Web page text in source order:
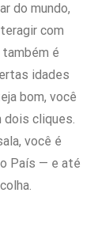
do mundo,
com
é
idades
bom, você
dois cliques.
você é
País — e até